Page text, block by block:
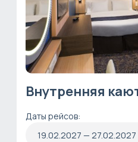
Внутренняя
Даты рейсов:
19.02.2027 — 27.02.2027